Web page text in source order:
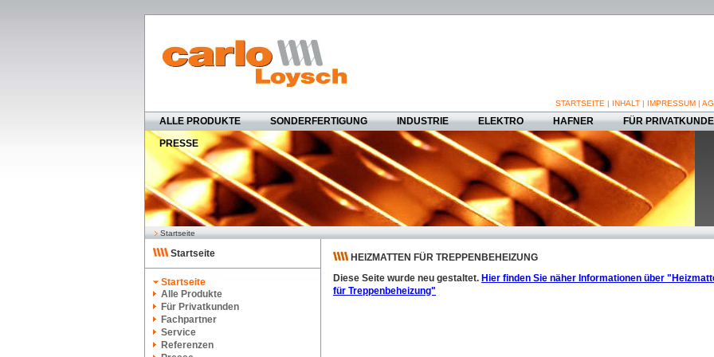
STARTSEITE | INHALT | IMPRESSUM |
ALLE PRODUKTE SONDERFERTIGUNG INDUSTRIE ELEKTRO HAFNER
FÜR
PRESSE
Startseite
Startseite
Startseite
Alle Produkte
Für Privatkunden
Fachpartner
Service
Referenzen
HEIZMATTEN FÜR TREPPENBEHEIZUNG
Diese Seite wurde neu gestaltet. Hier finden Sie näher Informationen über
für Treppenbeheizung"